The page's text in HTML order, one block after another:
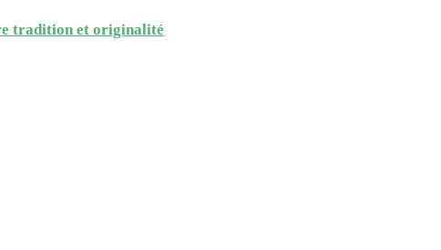
tradition et originalité